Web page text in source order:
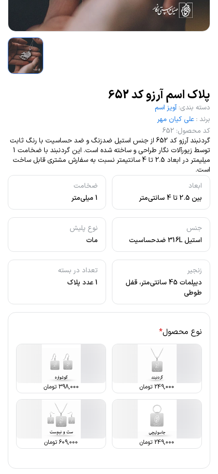
پلاک اسم آرزو کد 652
ابعاد
بین 2.5 تا 4 سانتی‌متر
ضخامت
1 میلی‌متر
جنس
استیل 316L ضدحساسیت
نوع پلیش
مات
زنجیر
دیپلمات 45 سانتی‌متر، قفل
طوطی
تعداد در بسته
1 عدد پلاک
دسته بندی: آویز اسم
برند : علی کیان مهر
کد محصول:
652
گردنبند آرزو کد 652 از جنس استیل ضدزنگ و ضد حساسیت با رنگ ثابت
توسط زیورآلات نگار طراحی و ساخته شده است. این گردنبند با ضخامت 1
میلیمتر در ابعاد 2.5 تا 4 سانتیمتر نسبت به سفارش مشتری قابل ساخت
است.
نوع محصول*
249,000 تومان 398,000 تومان
249,000 تومان 609,000تومان